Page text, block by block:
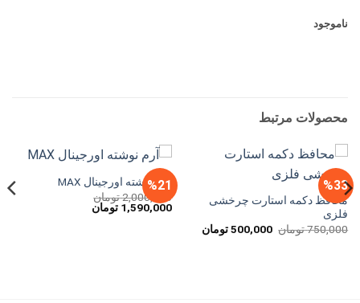
ناموجود
محصولات مرتبط
%33
محافظ دکمه استارت چرخشی
فلزی
750,000تومان قیمت
اصلی
500,000تومانقیمت
%21
آرم نوشته اورجینال MAX
2,000,000تومان
قیمت
اصلی
1,590,000 تومانقیمت